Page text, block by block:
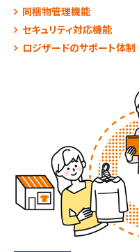
同梱物管理機能
セキュリティ対応機能
ロジザードのサポート体制